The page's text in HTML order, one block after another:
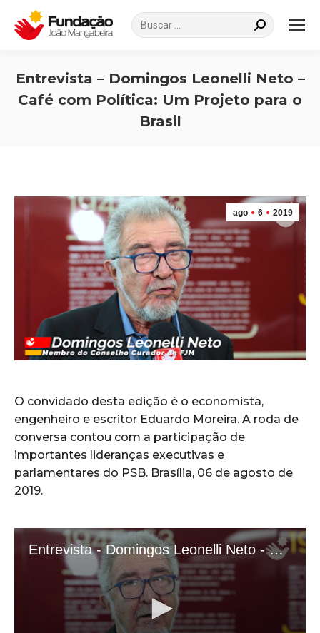
Search:
Entrevista – Domingos Leonelli Neto –
Café com Política: Um Projeto para o
Brasil
ago 6 2019
O convidado desta edição é o economista,
engenheiro e escritor Eduardo Moreira. A roda de
conversa contou com a participação de
importantes lideranças executivas e
parlamentares do PSB. Brasília, 06 de agosto de
2019.